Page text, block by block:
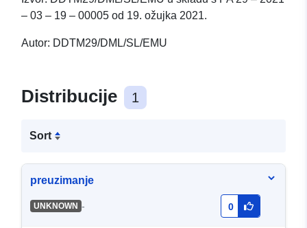
– 03 – 19 – 00005 od 19. ožujka 2021.
Autor: DDTM29/DML/SL/EMU
Distribucije 1
Sort
preuzimanje
UNKNOWN - 0